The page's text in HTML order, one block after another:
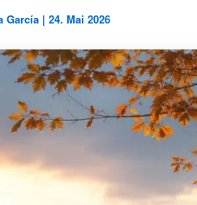
García | 24. Mai 2026